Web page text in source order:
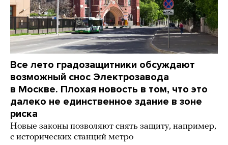
Все лето градозащитники обсуждают
возможный снос Электрозавода
в Москве. Плохая новость в том, что это
далеко не единственное здание в зоне
риска
Новые законы позволяют снять защиту, например,
с исторических станций метро